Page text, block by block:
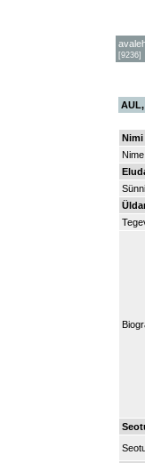
[9236]
Nimi